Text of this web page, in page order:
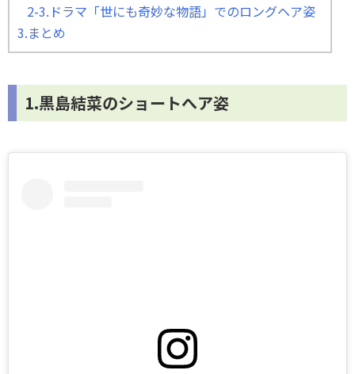
2-3.ドラマ「世にも奇妙な物語」でのロングヘア姿
3.まとめ
1.黒島結菜のショートへア姿